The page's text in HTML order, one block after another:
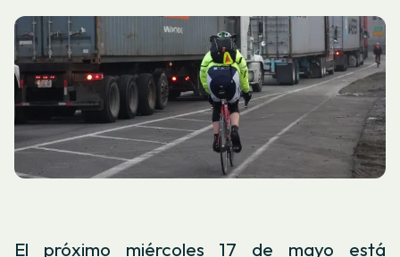
El próximo miércoles 17 de mayo está